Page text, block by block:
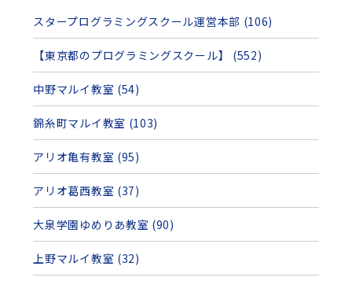
スタープログラミングスクール運営本部 (106)
【東京都のプログラミングスクール】 (552)
中野マルイ教室 (54)
錦糸町マルイ教室 (103)
アリオ亀有教室 (95)
アリオ葛西教室 (37)
大泉学園ゆめりあ教室 (90)
上野マルイ教室 (32)